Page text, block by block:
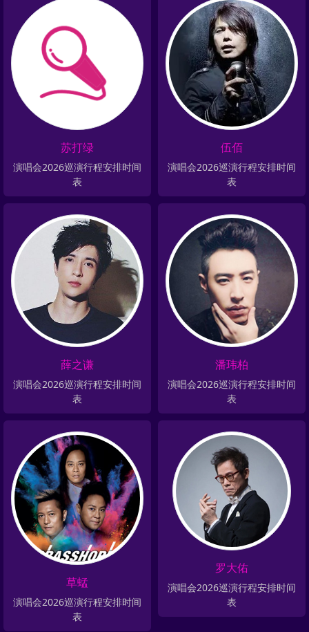
苏打绿
演唱会2026巡演行程安排时间
表
伍佰
演唱会2026巡演行程安排时间
表
薛之谦
演唱会2026巡演行程安排时间
表
潘玮柏
演唱会2026巡演行程安排时间
表
草蜢
演唱会2026巡演行程安排时间
表
罗大佑
演唱会2026巡演行程安排时间
表